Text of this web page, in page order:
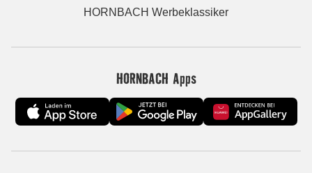
HORNBACH Werbeklassiker
HORNBACH Apps